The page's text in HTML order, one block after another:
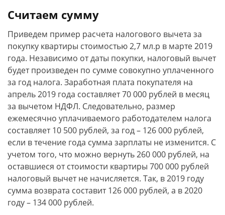
Считаем сумму
Приведем пример расчета налогового вычета за
покупку квартиры стоимостью 2,7 мл.р в марте 2019
года. Независимо от даты покупки, налоговый вычет
будет произведен по сумме совокупно уплаченного
за год налога. Заработная плата покупателя на
апрель 2019 года составляет 70 000 рублей в месяц
за вычетом НДФЛ. Следовательно, размер
ежемесячно уплачиваемого работодателем налога
составляет 10 500 рублей, за год – 126 000 рублей,
если в течение года сумма зарплаты не изменится. С
учетом того, что можно вернуть 260 000 рублей, на
оставшиеся от стоимости квартиры 700 000 рублей
налоговый вычет не начисляется. Так, в 2019 году
сумма возврата составит 126 000 рублей, а в 2020
году – 134 000 рублей.